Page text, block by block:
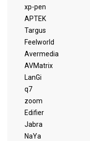
xp-pen
APTEK
Targus
Feelworld
Avermedia
AVMatrix
LanGi
q7
zoom
Edifier
Jabra
NaYa